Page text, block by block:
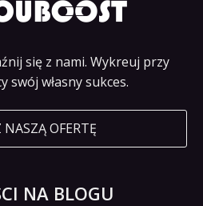
się z nami. Wykreuj przy
swój własny sukces.
OFERTĘ
NA BLOGU